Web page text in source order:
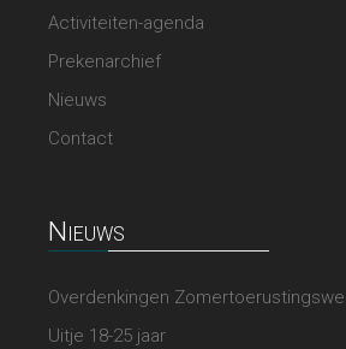
Activiteiten-agenda
Prekenarchief
Nieuws
Contact
Nieuws
Overdenkingen
Uitje 18-25 jaar